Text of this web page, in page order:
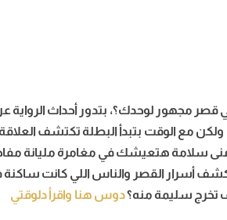
مجهور لوحدك؟، بتدور أحداث
مع الوقت بتبدأ البطلة تكتشف
منى سلامة هتعيشك في مغامرة مليانة
أسرار القصر والناس اللي كانت ساكنة
تخرج سليمة منه؟دوس هنا واقرأ دلوقتي